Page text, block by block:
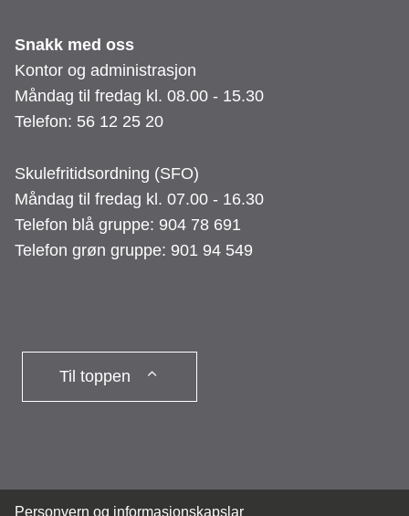
Snakk med oss
Kontor og administrasjon
Måndag til fredag kl. 08.00 - 15.30
Telefon: 56 12 25 20
Skulefritidsordning (SFO)
Måndag til fredag kl. 07.00 - 16.30
Telefon blå gruppe: 904 78 691
Telefon grøn gruppe: 901 94 549
Til toppen
Personvern og informasjonskapslar